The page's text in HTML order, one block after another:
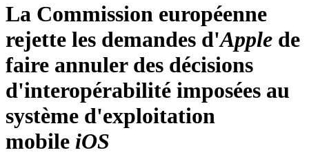
La Commission européenne
rejette les demandes d'Apple de
faire annuler des décisions
d'interopérabilité imposées au
système d'exploitation
mobile iOS